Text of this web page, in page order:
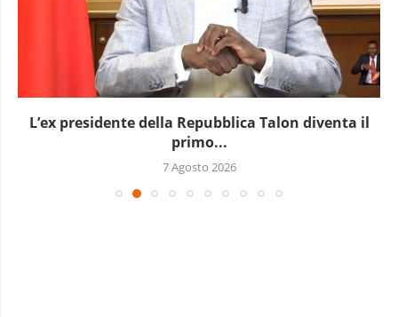
L’Uganda ha approvato l’invio di truppe a Gaza
7 Agosto 2026